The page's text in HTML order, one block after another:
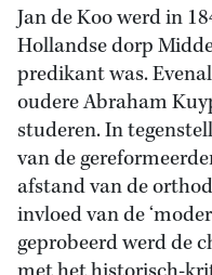
Jan de Koo werd in
Hollandse dorp
predikant was.
oudere Abraham
studeren. In
van de
afstand van de
invloed van de
geprobeerd werd de